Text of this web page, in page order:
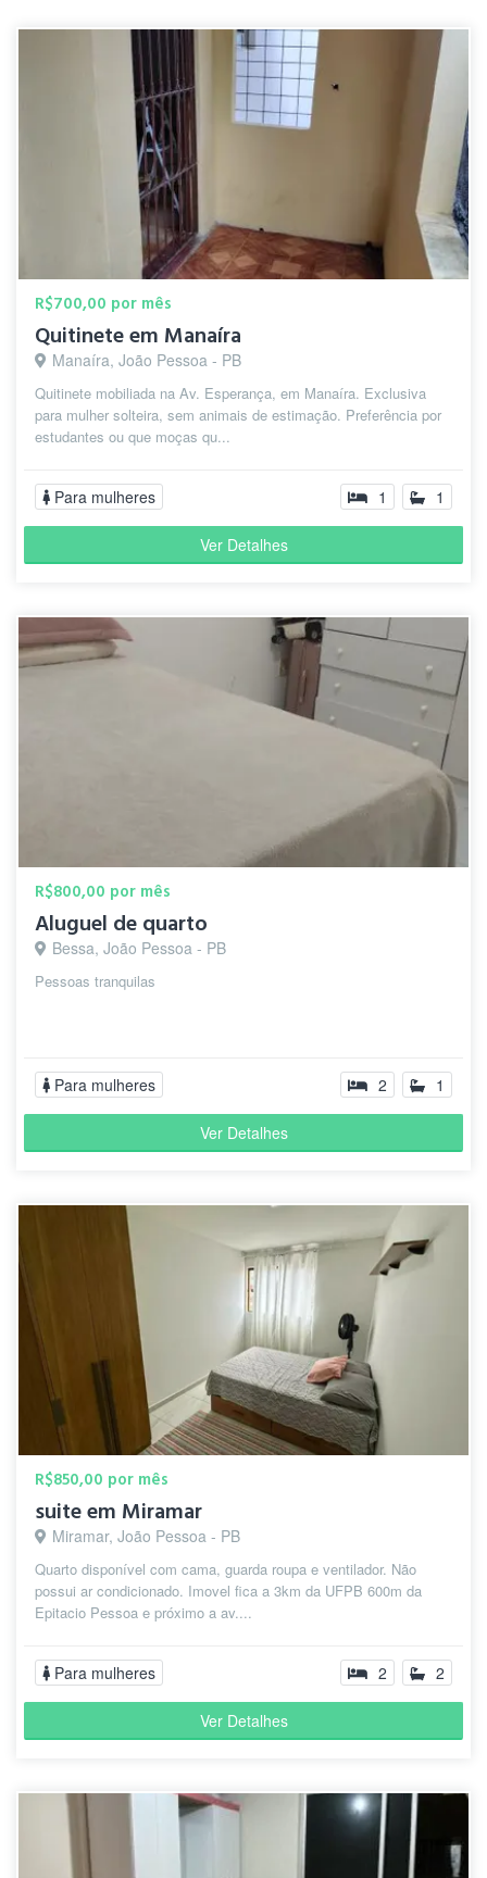
R$700,00 por mês
Quitinete em Manaíra
Manaíra, João Pessoa - PB
Quitinete mobiliada na Av. Esperança, em Manaíra. Exclusiva
para mulher solteira, sem animais de estimação. Preferência por
estudantes ou que moças qu...
Para mulheres 1 1
Ver Detalhes
R$800,00 por mês
Aluguel de quarto
Bessa, João Pessoa - PB
Pessoas tranquilas
Para mulheres 2 1
Ver Detalhes
R$850,00 por mês
suite em Miramar
Miramar, João Pessoa - PB
Quarto disponível com cama, guarda roupa e ventilador. Não
possui ar condicionado. Imovel fica a 3km da UFPB 600m da
Epitacio Pessoa e próximo a av....
Para mulheres 2 2
Ver Detalhes